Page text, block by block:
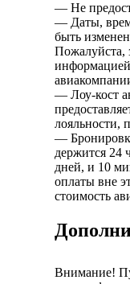
— Не
— Даты,
быть
Пожалуйста,
информацией
— Лоу-кост
лояльности,
—
держится 24
дней, и 10
оплаты вне
стоимость
Внимание!